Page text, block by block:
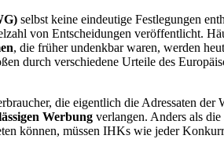
selbst keine eindeutige Festlegungen
von Entscheidungen veröffentlicht.
, die früher undenkbar waren, werden
durch verschiedene Urteile des
die eigentlich die Adressaten der
Werbung verlangen. Anders als
können, müssen IHKs wie jeder